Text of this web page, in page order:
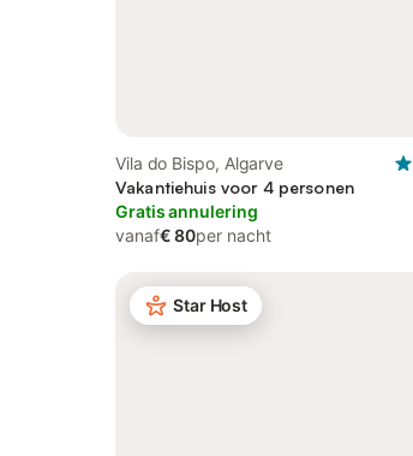
Vila do Bispo, Algarve
Vakantiehuis voor 4 personen
Gratis annulering
vanaf€ 80per nacht
Star Host